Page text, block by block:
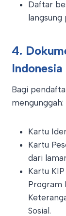
Daftar
4.
Bagi
mengunggah:
Kartu
Kartu
dari
Kartu
Program
Sosial.